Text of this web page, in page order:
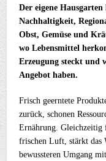
Der eigene
Nachhaltigkeit,
Obst, Gemüse und
wo Lebensmittel
Erzeugung steckt und
Angebot haben.
Frisch geerntete
zurück, schonen
Ernährung. Gleichzeitig
frischen Luft, stärkt das
bewussteren Umgang